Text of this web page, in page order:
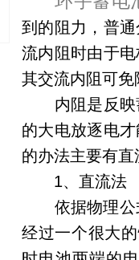
到的阻力，普
流内阻时由于
其交流内阻可
内阻是反映蓄
的大电放逐电
的办法主要有
1、直流法
依据物理公式
经过一个很大